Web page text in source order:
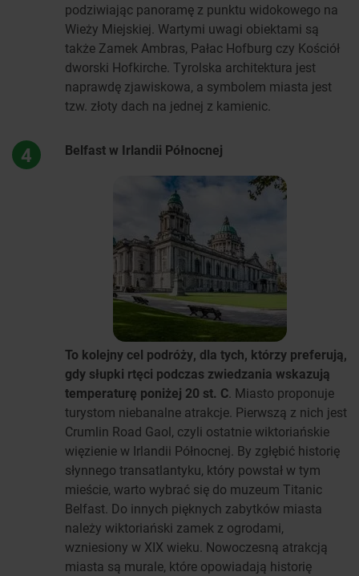
podziwiając panoramę z punktu widokowego na
Wieży Miejskiej. Wartymi uwagi obiektami są
także Zamek Ambras, Pałac Hofburg czy Kościół
dworski Hofkirche. Tyrolska architektura jest
naprawdę zjawiskowa, a symbolem miasta jest
tzw. złoty dach na jednej z kamienic.
4 Belfast w Irlandii Północnej
To kolejny cel podróży, dla tych, którzy preferują,
gdy słupki rtęci podczas zwiedzania wskazują
temperaturę poniżej 20 st. C. Miasto proponuje
turystom niebanalne atrakcje. Pierwszą z nich jest
Crumlin Road Gaol, czyli ostatnie wiktoriańskie
więzienie w Irlandii Północnej. By zgłębić historię
słynnego transatlantyku, który powstał w tym
mieście, warto wybrać się do muzeum Titanic
Belfast. Do innych pięknych zabytków miasta
należy wiktoriański zamek z ogrodami,
wzniesiony w XIX wieku. Nowoczesną atrakcją
miasta są murale, które opowiadają historię